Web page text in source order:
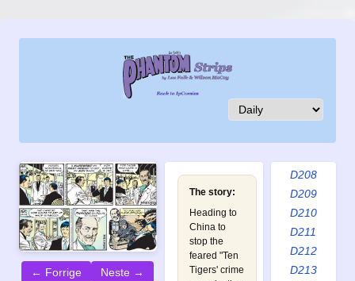
← Forrige Neste →
The story:
Heading to
China to
stop the
feared "Ten
Tigers' crime
D201
D204
D208
D209
D210
D211
D212
D213